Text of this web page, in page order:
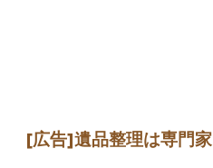
[広告]遺品整理は専門家